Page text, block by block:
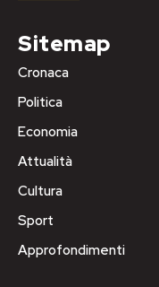
Sitemap
Cronaca
Politica
Economia
Attualità
Cultura
Sport
Approfondimenti